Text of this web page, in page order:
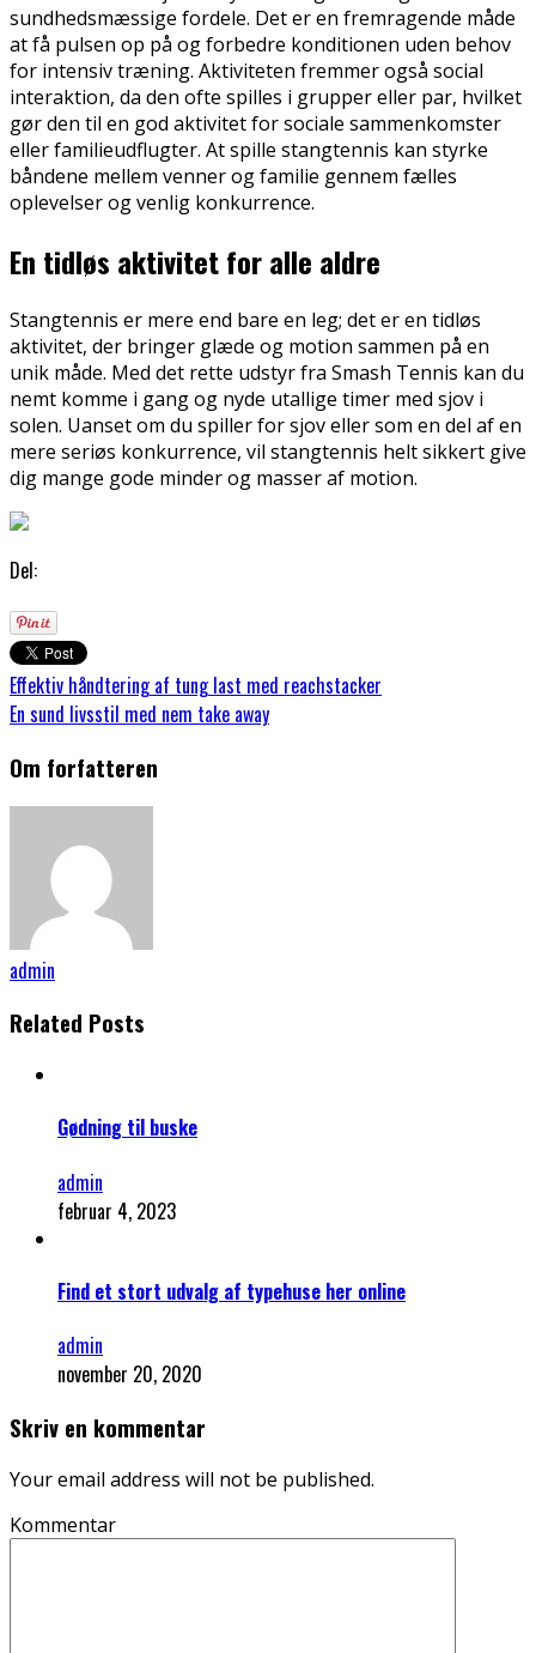
sundhedsmæssige fordele. Det er en fremragende måde
at få pulsen op på og forbedre konditionen uden behov
for intensiv træning. Aktiviteten fremmer også social
interaktion, da den ofte spilles i grupper eller par, hvilket
gør den til en god aktivitet for sociale sammenkomster
eller familieudflugter. At spille stangtennis kan styrke
båndene mellem venner og familie gennem fælles
oplevelser og venlig konkurrence.
En tidløs aktivitet for alle aldre
Stangtennis er mere end bare en leg; det er en tidløs
aktivitet, der bringer glæde og motion sammen på en
unik måde. Med det rette udstyr fra Smash Tennis kan du
nemt komme i gang og nyde utallige timer med sjov i
solen. Uanset om du spiller for sjov eller som en del af en
mere seriøs konkurrence, vil stangtennis helt sikkert give
dig mange gode minder og masser af motion.
Del:
Effektiv håndtering af tung last med reachstacker
En sund livsstil med nem take away
Om forfatteren
admin
Related Posts
Gødning til buske
admin
februar 4, 2023
Find et stort udvalg af typehuse her online
admin
november 20, 2020
Skriv en kommentar
Your email address will not be published.
Kommentar